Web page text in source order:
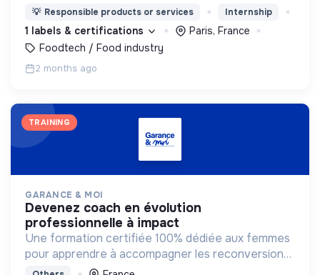
💡 Responsible products or services Internship
1 labels & certifications
Paris, France
Foodtech / Food industry
2 months ago
TRAINING
GARANCE & MOI
devenez coach en évolution
professionnelle à impact
Une formation certifiée 100% dédiée aux femmes
pour apprendre à accompagner les reconversions
vers des métiers qui ont du sens.